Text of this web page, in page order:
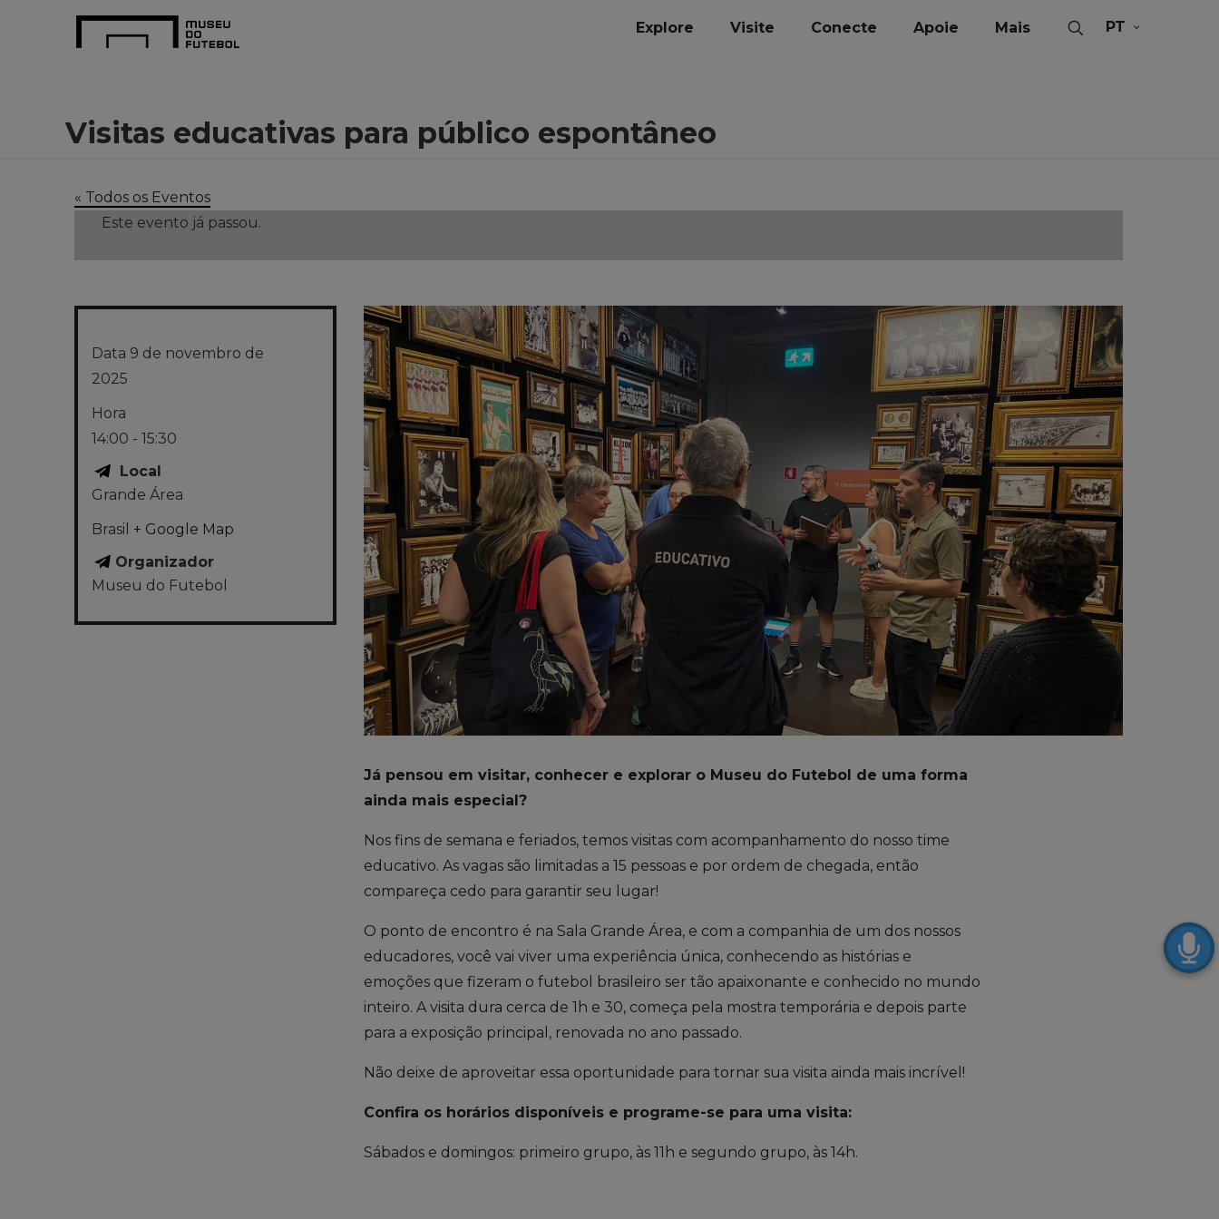
Explore Visite Conecte Apoie Mais PT
Visitas educativas para público espontâneo
« Todos os Eventos
Este evento já passou.
Já pensou em visitar, conhecer e explorar o Museu do Futebol de uma forma
ainda mais especial?
Nos fins de semana e feriados, temos visitas com acompanhamento do nosso time
educativo. As vagas são limitadas a 15 pessoas e por ordem de chegada, então
compareça cedo para garantir seu lugar!
O ponto de encontro é na Sala Grande Área, e com a companhia de um dos nossos
educadores, você vai viver uma experiência única, conhecendo as histórias e
emoções que fizeram o futebol brasileiro ser tão apaixonante e conhecido no mundo
inteiro. A visita dura cerca de 1h e 30, começa pela mostra temporária e depois parte
para a exposição principal, renovada no ano passado.
Não deixe de aproveitar essa oportunidade para tornar sua visita ainda mais incrível!
Confira os horários disponíveis e programe-se para uma visita:
Sábados e domingos: primeiro grupo, às 11h e segundo grupo, às 14h.
Data 9 de novembro de
2025
Hora
14:00 - 15:30
Local
Grande Área
Brasil + Google Map
Organizador
Museu do Futebol